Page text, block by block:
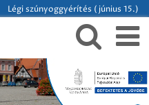
Légi szúnyoggyérítés (június 15.)